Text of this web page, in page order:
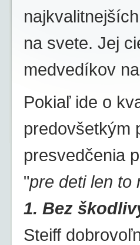
na svete. Jej
medvedíkov
Pokiaľ ide o
predovšetkým
presvedčenia
"pre deti len to
1. Bez
Steiff